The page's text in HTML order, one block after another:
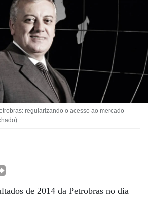
regularizando o acesso ao mercado
de 2014 da Petrobras no dia